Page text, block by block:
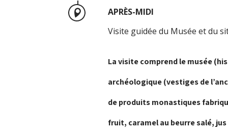
APRÈS-MIDI
Visite guidée du Musée et du
La visite comprend le musée
archéologique (vestiges de
de produits monastiques
fruit, caramel au beurre salé,